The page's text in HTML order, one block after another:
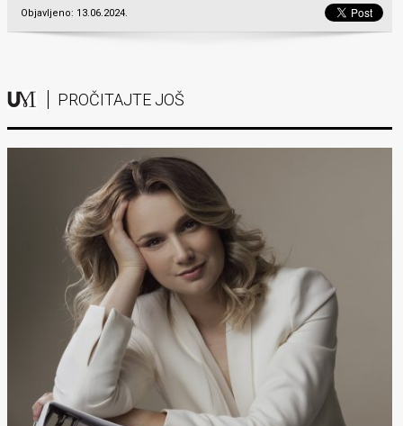
Objavljeno: 13.06.2024.
PROČITAJTE JOŠ